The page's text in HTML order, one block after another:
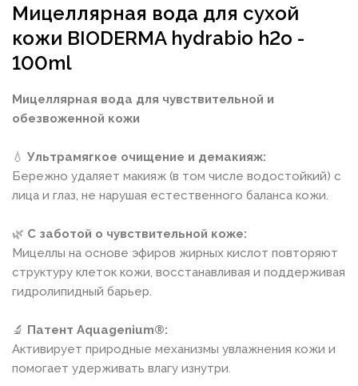
Мицеллярная вода для сухой
кожи BIODERMA hydrabio h2o -
100ml
Мицеллярная вода для чувствительной и
обезвоженной кожи
💧 Ультрамягкое очищение и демакияж:
Бережно удаляет макияж (в том числе водостойкий) с
лица и глаз, не нарушая естественного баланса кожи.
🌿 С заботой о чувствительной коже:
Мицеллы на основе эфиров жирных кислот повторяют
структуру клеток кожи, восстанавливая и поддерживая
гидролипидный барьер.
🔬 Патент Aquagenium®:
Активирует природные механизмы увлажнения кожи и
помогает удерживать влагу изнутри.